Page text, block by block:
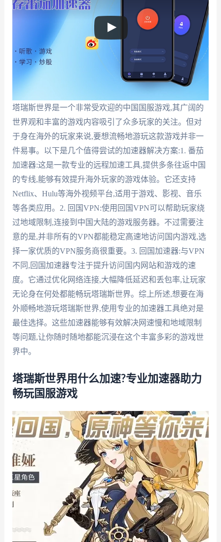
塔瑞斯世界是一个非常受欢迎的中国国服游戏,其广阔的
世界观和丰富的游戏内容吸引了众多玩家的关注。但对
于身在海外的玩家来说,要想流畅地游玩这款游戏并非一
件易事。以下是几个值得尝试的加速器解决方案:1. 番茄
加速器:这是一款专业的远程加速工具,提供多条往返中国
的专线,能够有效提升海外玩家的游戏体验。它还支持
Netflix、Hulu等海外视频平台,适用于游戏、影视、音乐
等各类应用。2. 回国VPN:使用回国VPN可以帮助玩家绕
过地域限制,连接到中国大陆的游戏服务器。不过需要注
意的是,并非所有的VPN都能稳定高速地访问国内游戏,选
择一家优质的VPN服务商很重要。3. 回国加速器:与VPN
不同,回国加速器专注于提升访问国内网站和游戏的速
度。它通过优化网络连接,大幅降低延迟和丢包率,让玩家
无论身在何处都能畅玩塔瑞斯世界。综上所述,想要在海
外顺畅地游玩塔瑞斯世界,使用专业的加速器工具绝对是
最佳选择。这些加速器能够有效解决网速慢和地域限制
等问题,让你随时随地都能沉浸在这个丰富多彩的游戏世
界中。
塔瑞斯世界用什么加速?专业加速器助力
畅玩国服游戏